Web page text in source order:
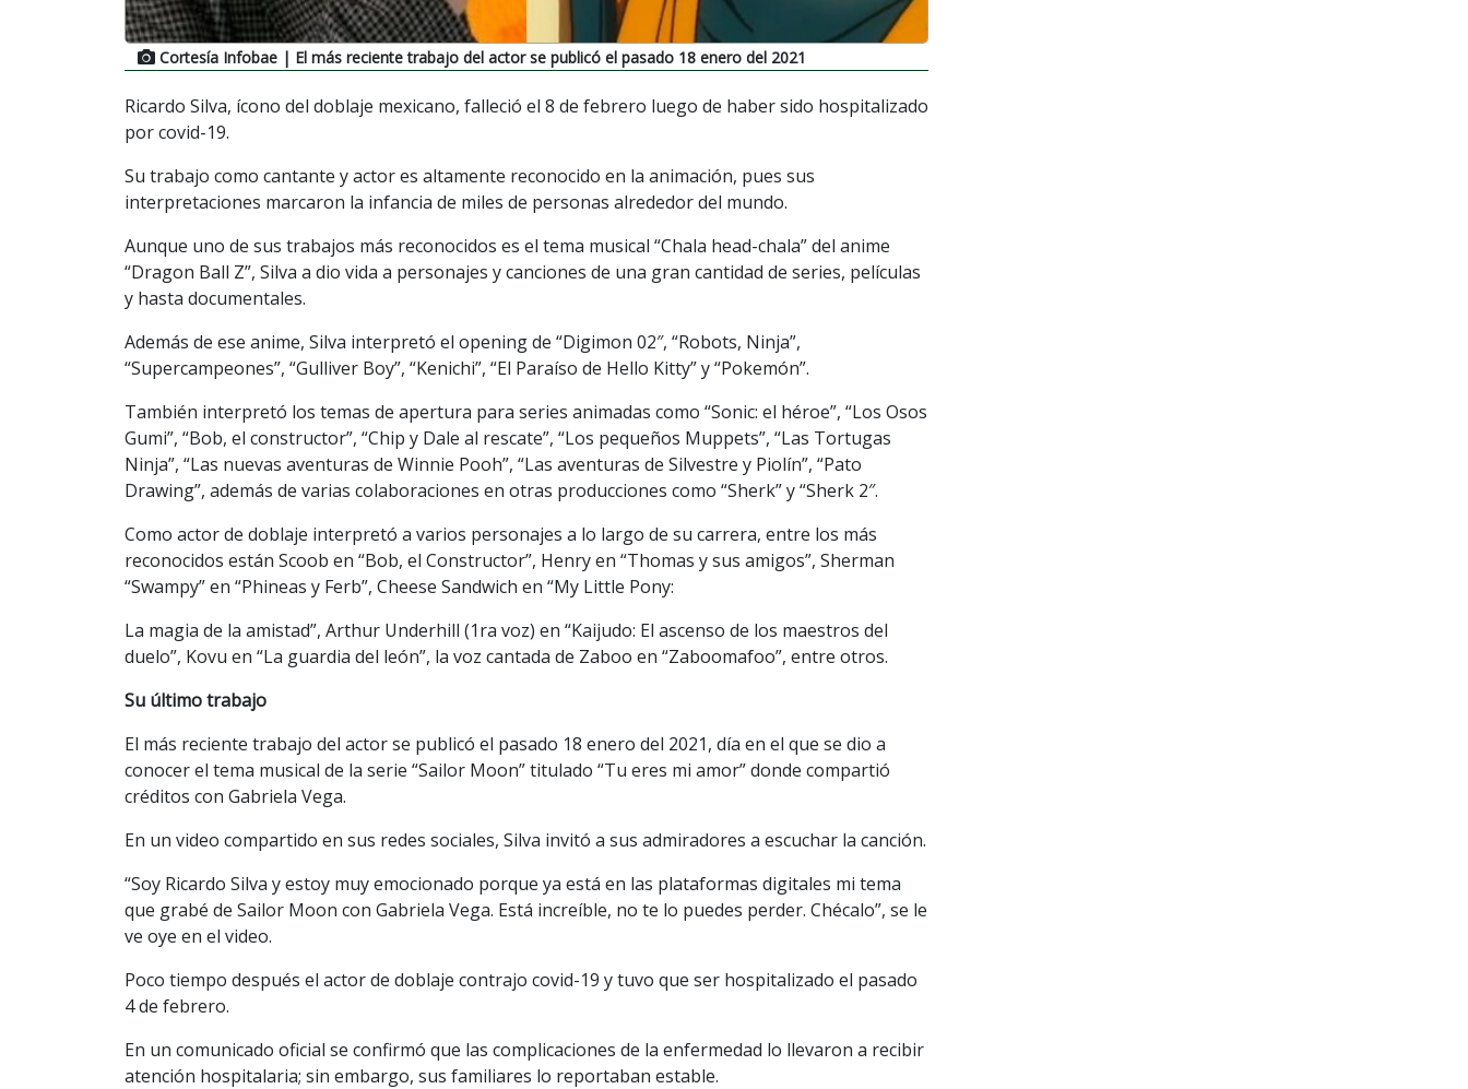
Cortesía Infobae | El más reciente trabajo del actor se publicó el pasado 18 enero del 2021
Ricardo Silva, ícono del doblaje mexicano, falleció el 8 de febrero luego de haber sido hospitalizado
por covid-19.
Su trabajo como cantante y actor es altamente reconocido en la animación, pues sus
interpretaciones marcaron la infancia de miles de personas alrededor del mundo.
Aunque uno de sus trabajos más reconocidos es el tema musical “Chala head-chala” del anime
“Dragon Ball Z”, Silva a dio vida a personajes y canciones de una gran cantidad de series, películas
y hasta documentales.
Además de ese anime, Silva interpretó el opening de “Digimon 02″, “Robots, Ninja”,
“Supercampeones”, “Gulliver Boy”, “Kenichi”, “El Paraíso de Hello Kitty” y “Pokemón”.
También interpretó los temas de apertura para series animadas como “Sonic: el héroe”, “Los Osos
Gumi”, “Bob, el constructor”, “Chip y Dale al rescate”, “Los pequeños Muppets”, “Las Tortugas
Ninja”, “Las nuevas aventuras de Winnie Pooh”, “Las aventuras de Silvestre y Piolín”, “Pato
Drawing”, además de varias colaboraciones en otras producciones como “Sherk” y “Sherk 2″.
Como actor de doblaje interpretó a varios personajes a lo largo de su carrera, entre los más
reconocidos están Scoob en “Bob, el Constructor”, Henry en “Thomas y sus amigos”, Sherman
“Swampy” en “Phineas y Ferb”, Cheese Sandwich en “My Little Pony:
La magia de la amistad”, Arthur Underhill (1ra voz) en “Kaijudo: El ascenso de los maestros del
duelo”, Kovu en “La guardia del león”, la voz cantada de Zaboo en “Zaboomafoo”, entre otros.
Su último trabajo
El más reciente trabajo del actor se publicó el pasado 18 enero del 2021, día en el que se dio a
conocer el tema musical de la serie “Sailor Moon” titulado “Tu eres mi amor” donde compartió
créditos con Gabriela Vega.
En un video compartido en sus redes sociales, Silva invitó a sus admiradores a escuchar la canción.
“Soy Ricardo Silva y estoy muy emocionado porque ya está en las plataformas digitales mi tema
que grabé de Sailor Moon con Gabriela Vega. Está increíble, no te lo puedes perder. Chécalo”, se le
ve oye en el video.
Poco tiempo después el actor de doblaje contrajo covid-19 y tuvo que ser hospitalizado el pasado
4 de febrero.
En un comunicado oficial se confirmó que las complicaciones de la enfermedad lo llevaron a recibir
atención hospitalaria; sin embargo, sus familiares lo reportaban estable.